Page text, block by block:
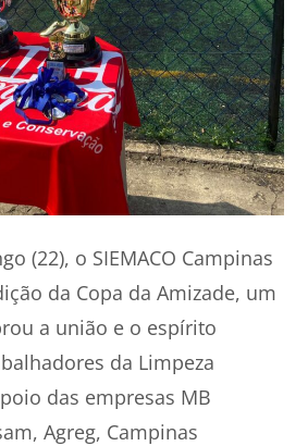
(22), o SIEMACO Campinas
da Copa da Amizade, um
a união e o espírito
da Limpeza
das empresas MB
Agreg, Campinas